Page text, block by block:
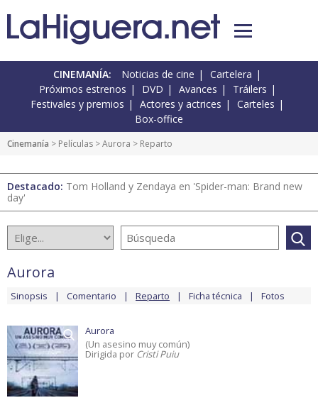
CINEMANÍA: Noticias de cine
Cartelera
Próximos estrenos
DVD Avances
Tráilers
Festivales y premios
Actores y actrices
Carteles
Box-office
Cinemanía > Películas >Aurora > Reparto
Destacado: Tom Holland y Zendaya en 'Spider-man: Brand new
day'
Aurora
Sinopsis Comentario Reparto Ficha técnica Fotos
Aurora
(Un asesino muy común)
Dirigida por Cristi Puiu